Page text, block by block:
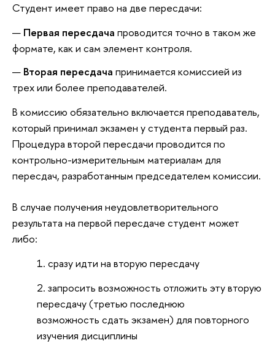
Студент имеет право на две пересдачи:
Первая пересдача проводится точно в таком же
формате, как и сам элемент контроля.
Вторая пересдача принимается комиссией из
трех или более преподавателей.
В комиссию обязательно включается преподаватель,
который принимал экзамен у студента первый раз.
Процедура второй пересдачи проводится по
контрольно-измерительным материалам для
пересдач, разработанным председателем комиссии.
В случае получения неудовлетворительного
результата на первой пересдаче студент может
либо:
1. сразу идти на вторую пересдачу
2. запросить возможность отложить эту вторую
пересдачу (третью последнюю
возможность сдать экзамен) для повторного
изучения дисциплины